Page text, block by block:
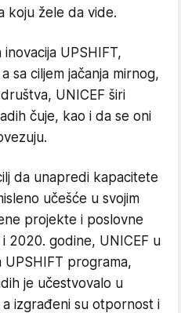
koju žele da vide.
UPSHIFT,
sa ciljem jačanja mirnog,
UNICEF širi
čuje, kao i da se oni
da unapredi kapacitete
učešće u svojim
projekte i poslovne
2020. godine, UNICEF u
programa,
je učestvovalo u
a izgrađeni su otpornost i